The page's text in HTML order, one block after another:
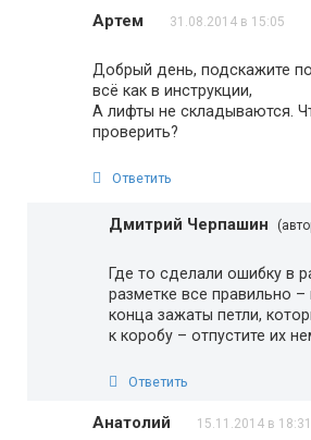
Артем 31.08.2014 в 15:05
Добрый день, подскажите
всё как в инструкции,
А лифты не складываются.
проверить?
Ответить
Дмитрий Черпашин
Где то сделали ошибку в
разметке все правильно
конца зажаты петли,
к коробу – отпустите их
Ответить
Анатолий 15.11.2014 в 18:31